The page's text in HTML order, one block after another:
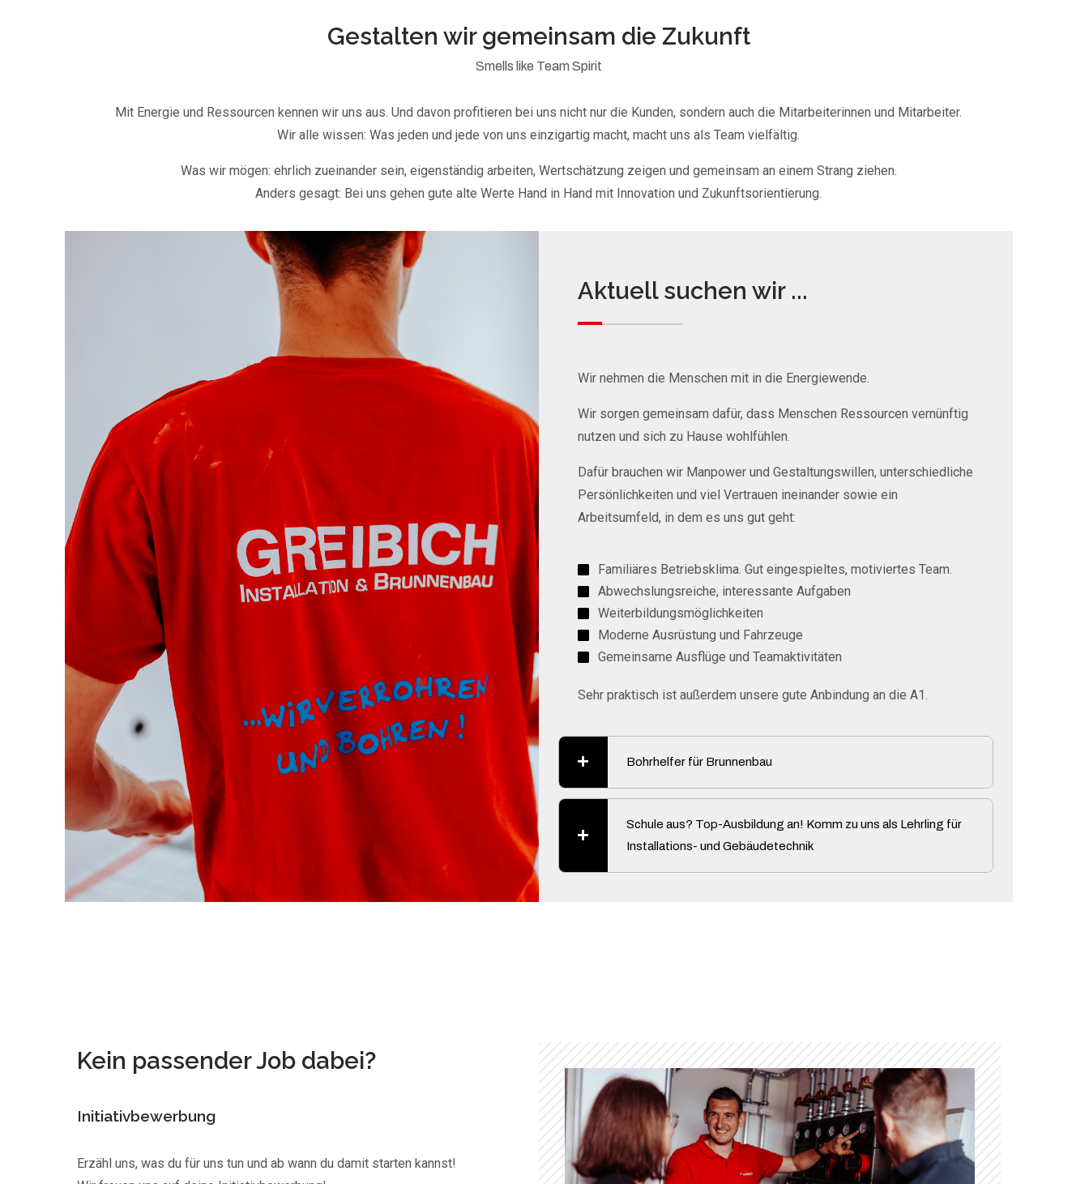
Gestalten wir gemeinsam die Zukunft
Smells like Team Spirit
Mit Energie und Ressourcen kennen wir uns aus. Und davon profitieren bei uns nicht nur die Kunden, sondern auch die Mitarbeiterinnen und Mitarbeiter.
Wir alle wissen: Was jeden und jede von uns einzigartig macht, macht uns als Team vielfältig.
Was wir mögen: ehrlich zueinander sein, eigenständig arbeiten, Wertschätzung zeigen und gemeinsam an einem Strang ziehen.
Anders gesagt: Bei uns gehen gute alte Werte Hand in Hand mit Innovation und Zukunftsorientierung.
Aktuell suchen wir ...
Wir nehmen die Menschen mit in die Energiewende.
Wir sorgen gemeinsam dafür, dass Menschen Ressourcen vernünftig
nutzen und sich zu Hause wohlfühlen.
Dafür brauchen wir Manpower und Gestaltungswillen, unterschiedliche
Persönlichkeiten und viel Vertrauen ineinander sowie ein
Arbeitsumfeld, in dem es uns gut geht:
Familiäres Betriebsklima. Gut eingespieltes, motiviertes Team.
Abwechslungsreiche, interessante Aufgaben
Weiterbildungsmöglichkeiten
Moderne Ausrüstung und Fahrzeuge
Gemeinsame Ausflüge und Teamaktivitäten
Sehr praktisch ist außerdem unsere gute Anbindung an die A1.
Bohrhelfer für Brunnenbau
Schule aus? Top-Ausbildung an! Komm zu uns als Lehrling für
Installations- und Gebäudetechnik
Kein passender Job dabei?
Initiativbewerbung
Erzähl uns, was du für uns tun und ab wann du damit starten kannst!